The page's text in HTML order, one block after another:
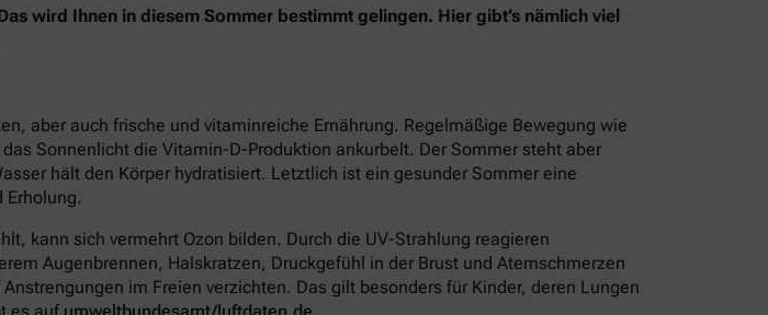
wird Ihnen in diesem Sommer bestimmt gelingen. Hier gibt’s nämlich viel
aber auch frische und vitaminreiche Ernährung. Regelmäßige Bewegung wie
Sonnenlicht die Vitamin-D-Produktion ankurbelt. Der Sommer steht aber
hält den Körper hydratisiert. Letztlich ist ein gesunder Sommer eine
Erholung.
kann sich vermehrt Ozon bilden. Durch die UV-Strahlung reagieren
Augenbrennen, Halskratzen, Druckgefühl in der Brust und Atemschmerzen
im Freien verzichten. Das gilt besonders für Kinder, deren Lungen